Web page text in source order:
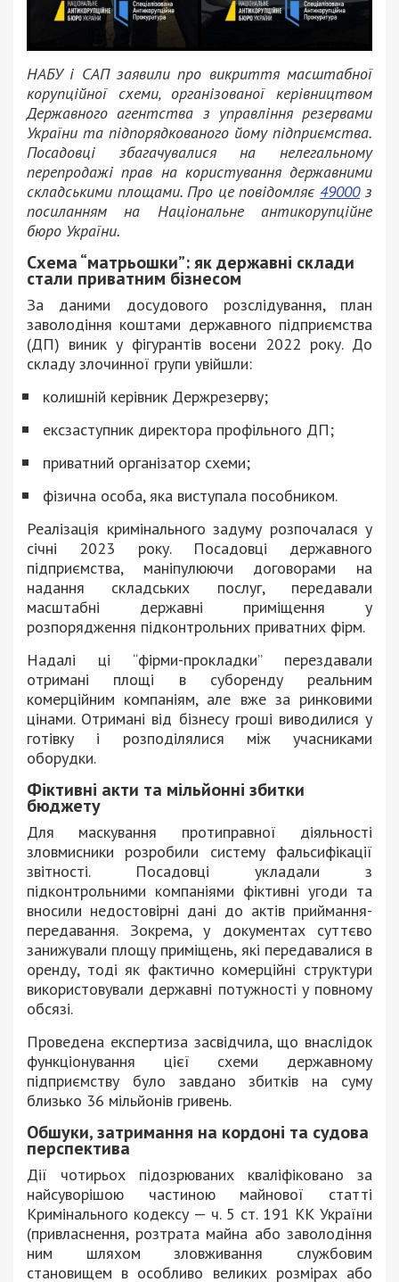
НАБУ і САП заявили про викриття масштабної
корупційної схеми, організованої керівництвом
Державного агентства з управління резервами
України та підпорядкованого йому підприємства.
Посадовці збагачувалися на нелегальному
перепродажі прав на користування державними
складськими площами. Про це повідомляє49000з
посиланням на Національне антикорупційне
бюро України.
Схема “матрьошки”: як державні склади
стали приватним бізнесом
За даними досудового розслідування, план
заволодіння коштами державного підприємства
(ДП) виник у фігурантів восени 2022 року. До
складу злочинної групи увійшли:
колишній керівник Держрезерву;
ексзаступник директора профільного ДП;
приватний організатор схеми;
фізична особа, яка виступала пособником.
Реалізація кримінального задуму розпочалася у
січні 2023 року. Посадовці державного
підприємства, маніпулюючи договорами на
надання складських послуг, передавали
масштабні державні приміщення у
розпорядження підконтрольних приватних фірм.
Надалі ці “фірми-прокладки” перездавали
отримані площі в суборенду реальним
комерційним компаніям, але вже за ринковими
цінами. Отримані від бізнесу гроші виводилися у
готівку і розподілялися між учасниками
оборудки.
Фіктивні акти та мільйонні збитки
бюджету
Для маскування протиправної діяльності
зловмисники розробили систему фальсифікації
звітності. Посадовці укладали з
підконтрольними компаніями фіктивні угоди та
вносили недостовірні дані до актів приймання-
передавання. Зокрема, у документах суттєво
занижували площу приміщень, які передавалися в
оренду, тоді як фактично комерційні структури
використовували державні потужності у повному
обсязі.
Проведена експертиза засвідчила, що внаслідок
функціонування цієї схеми державному
підприємству було завдано збитків на суму
близько 36 мільйонів гривень.
Обшуки, затримання на кордоні та судова
перспектива
Дії чотирьох підозрюваних кваліфіковано за
найсуворішою частиною майнової статті
Кримінального кодексу — ч. 5 ст. 191 КК України
(привласнення, розтрата майна або заволодіння
ним шляхом зловживання службовим
становищем в особливо великих розмірах або